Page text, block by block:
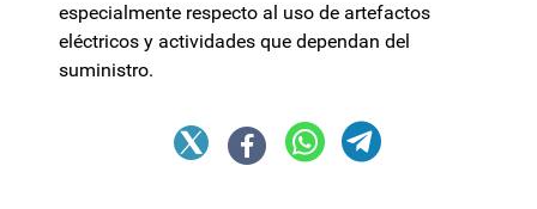
especialmente respecto al uso de artefactos
eléctricos y actividades que dependan del
suministro.